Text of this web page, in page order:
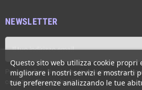
NEWSLETTER
Puoi annullare l'iscrizione in ogni momento. A
contatto nelle note legali.
Questo sito web utilizza cookie
migliorare i nostri servizi e mostrarti
tue preferenze analizzando le tue